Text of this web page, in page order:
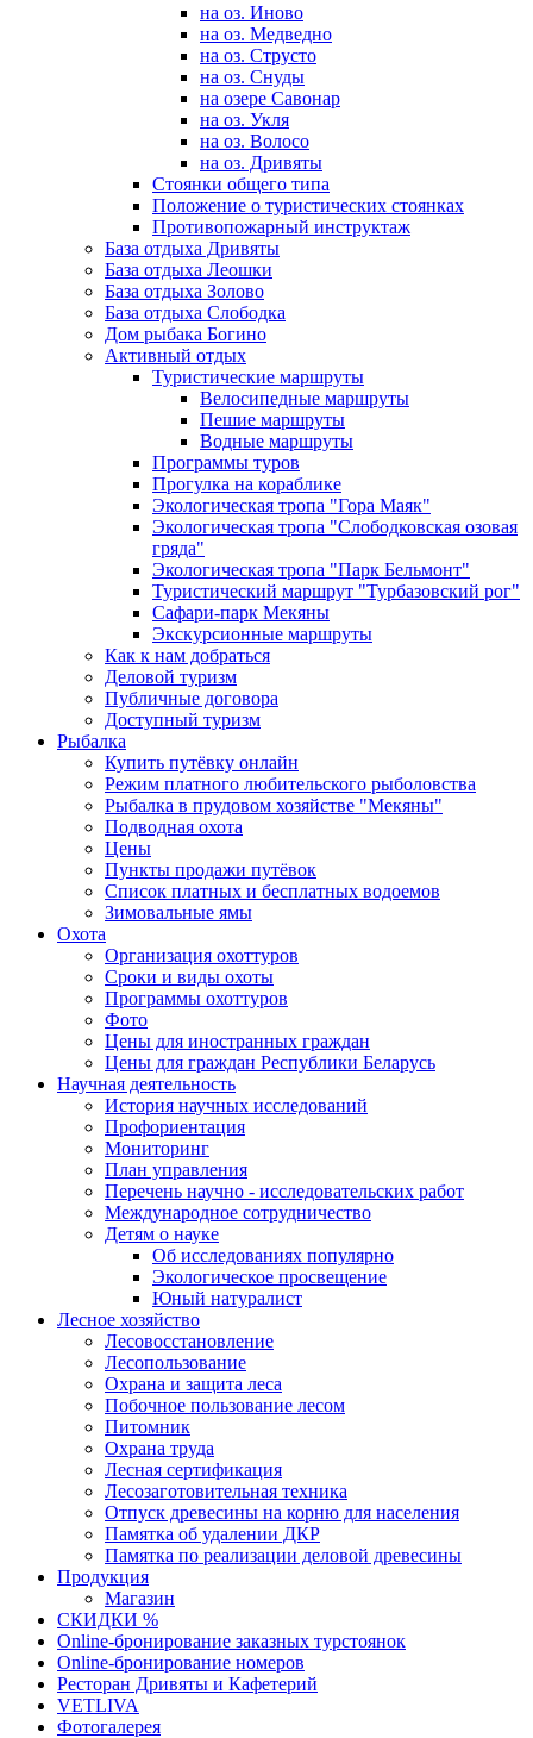
на оз. Иново
на оз. Медведно
на оз. Струсто
на оз. Снуды
на озере Савонар
на оз. Укля
на оз. Волосо
на оз. Дривяты
Стоянки общего типа
Положение о туристических стоянках
Противопожарный инструктаж
База отдыха Дривяты
База отдыха Леошки
База отдыха Золово
База отдыха Слободка
Дом рыбака Богино
Активный отдых
Туристические маршруты
Велосипедные маршруты
Пешие маршруты
Водные маршруты
Программы туров
Прогулка на кораблике
Экологическая тропа "Гора Маяк"
Экологическая тропа "Слободковская озовая
гряда"
Экологическая тропа "Парк Бельмонт"
Туристический маршрут "Турбазовский рог"
Сафари-парк Мекяны
Экскурсионные маршруты
Как к нам добраться
Деловой туризм
Публичные договора
Доступный туризм
Рыбалка
Купить путёвку онлайн
Режим платного любительского рыболовства
Рыбалка в прудовом хозяйстве "Мекяны"
Подводная охота
Цены
Пункты продажи путёвок
Список платных и бесплатных водоемов
Зимовальные ямы
Охота
Организация охоттуров
Сроки и виды охоты
Программы охоттуров
Фото
Цены для иностранных граждан
Цены для граждан Республики Беларусь
Научная деятельность
История научных исследований
Профориентация
Мониторинг
План управления
Перечень научно - исследовательских работ
Международное сотрудничество
Детям о науке
Об исследованиях популярно
Экологическое просвещение
Юный натуралист
Лесное хозяйство
Лесовосстановление
Лесопользование
Охрана и защита леса
Побочное пользование лесом
Питомник
Охрана труда
Лесная сертификация
Лесозаготовительная техника
Отпуск древесины на корню для населения
Памятка об удалении ДКР
Памятка по реализации деловой древесины
Продукция
Магазин
СКИДКИ %
Оnline-бронирование заказных турстоянок
Оnline-бронирование номеров
Ресторан Дривяты и Кафетерий
VETLIVA
Фотогалерея